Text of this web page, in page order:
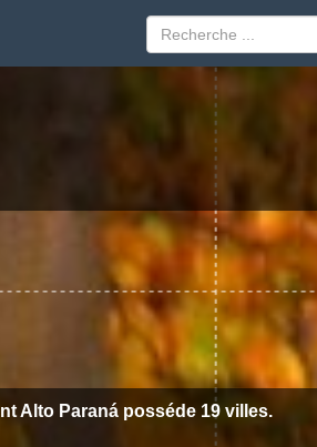
Alto Paraná posséde 19 villes.